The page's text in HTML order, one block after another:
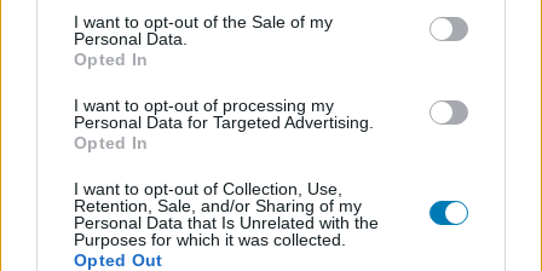
consent section.
I want to opt-out of the Sale of my
Personal Data.
Opted In
I want to opt-out of processing my
Personal Data for Targeted Advertising.
Opted In
I want to opt-out of Collection, Use,
Retention, Sale, and/or Sharing of my
Personal Data that Is Unrelated with the
Purposes for which it was collected.
Opted Out
Feltörték az egyik legnépszerűbb cheateket
árusító oldalt, több tízezer csaló adatait
szerezték meg a hackerek.
81.69%
Az Atlas Menu nevű oldal különféle csalásokat kínált a